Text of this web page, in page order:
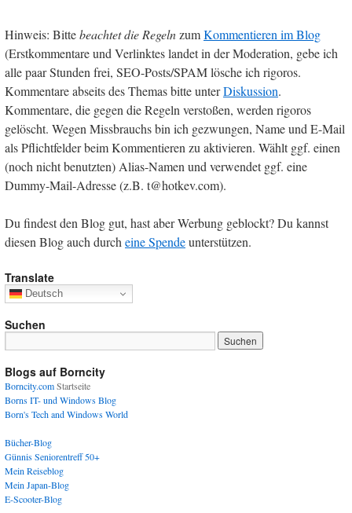
Hinweis: Bittebeachtet die RegelnzumKommentieren im Blog
(Erstkommentare und Verlinktes landet in der Moderation, gebe ich
alle paar Stunden frei, SEO-Posts/SPAM lösche ich rigoros.
Kommentare abseits des Themas bitte unterDiskussion.
Kommentare, die gegen die Regeln verstoßen, werden rigoros
gelöscht. Wegen Missbrauchs bin ich gezwungen, Name und E-Mail
als Pflichtfelder beim Kommentieren zu aktivieren. Wählt ggf. einen
(noch nicht benutzten) Alias-Namen und verwendet ggf. eine
Dummy-Mail-Adresse (z.B. t@hotkev.com).
Du findest den Blog gut, hast aber Werbung geblockt? Du kannst
diesen Blog auch durcheine Spendeunterstützen.
Translate
Deutsch
Suchen
Blogs auf Borncity
Borncity.comStartseite
Borns IT- und Windows Blog
Born's Tech and Windows World
Bücher-Blog
Günnis Seniorentreff 50+
Mein Reiseblog
Mein Japan-Blog
E-Scooter-Blog